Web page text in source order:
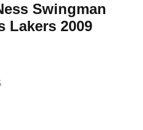
Swingman
Lakers 2009